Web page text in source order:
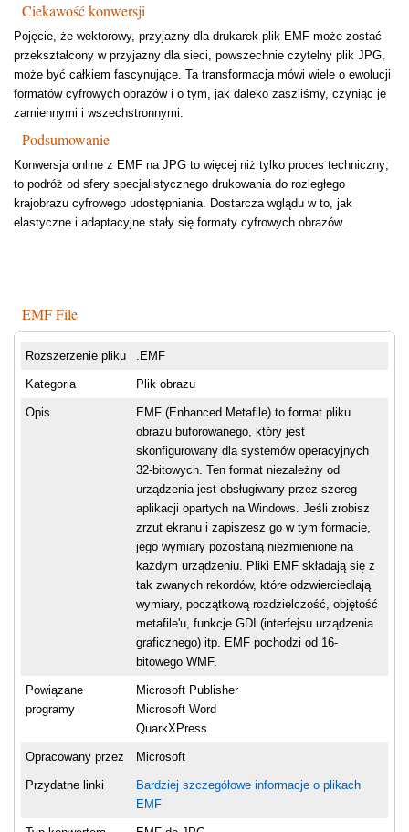
Ciekawość konwersji
Pojęcie, że wektorowy, przyjazny dla drukarek plik EMF może zostać
przekształcony w przyjazny dla sieci, powszechnie czytelny plik JPG,
może być całkiem fascynujące. Ta transformacja mówi wiele o ewolucji
formatów cyfrowych obrazów i o tym, jak daleko zaszliśmy, czyniąc je
zamiennymi i wszechstronnymi.
Podsumowanie
Konwersja online z EMF na JPG to więcej niż tylko proces techniczny;
to podróż od sfery specjalistycznego drukowania do rozległego
krajobrazu cyfrowego udostępniania. Dostarcza wglądu w to, jak
elastyczne i adaptacyjne stały się formaty cyfrowych obrazów.
EMF File
Rozszerzenie pliku .EMF
Kategoria Plik obrazu
Opis
EMF (Enhanced Metafile) to format pliku
obrazu buforowanego, który jest
skonfigurowany dla systemów operacyjnych
32-bitowych. Ten format niezależny od
urządzenia jest obsługiwany przez szereg
aplikacji opartych na Windows. Jeśli zrobisz
zrzut ekranu i zapiszesz go w tym formacie,
jego wymiary pozostaną niezmienione na
każdym urządzeniu. Pliki EMF składają się z
tak zwanych rekordów, które odzwierciedlają
wymiary, początkową rozdzielczość, objętość
metafile'u, funkcje GDI (interfejsu urządzenia
graficznego) itp. EMF pochodzi od 16-
bitowego WMF.
Powiązane
programy
Microsoft Publisher
Microsoft Word
QuarkXPress
Opracowany przez Microsoft
Przydatne linki
Bardziej szczegółowe informacje o plikach
EMF